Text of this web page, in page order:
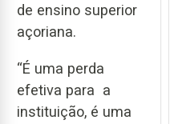
de ensino superior
açoriana.
“É uma perda
efetiva para a
instituição, é uma